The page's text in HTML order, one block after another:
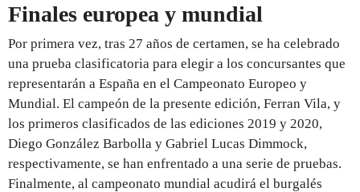
Finales europea y mundial
Por primera vez, tras 27 años de certamen, se ha celebrado
una prueba clasificatoria para elegir a los concursantes que
representarán a España en el Campeonato Europeo y
Mundial. El campeón de la presente edición, Ferran Vila, y
los primeros clasificados de las ediciones 2019 y 2020,
Diego González Barbolla y Gabriel Lucas Dimmock,
respectivamente, se han enfrentado a una serie de pruebas.
Finalmente, al campeonato mundial acudirá el burgalés